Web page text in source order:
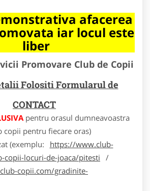
afacerea
iar locul este
liber
Promovare Club de Copii
Folositi Formularul de
CONTACT
pentru orasul dumneavoastra
copii pentru fiecare oras)
(exemplu:
https://www.club-
copii-locuri-de-joaca/pitesti /
copii.com/gradinite-